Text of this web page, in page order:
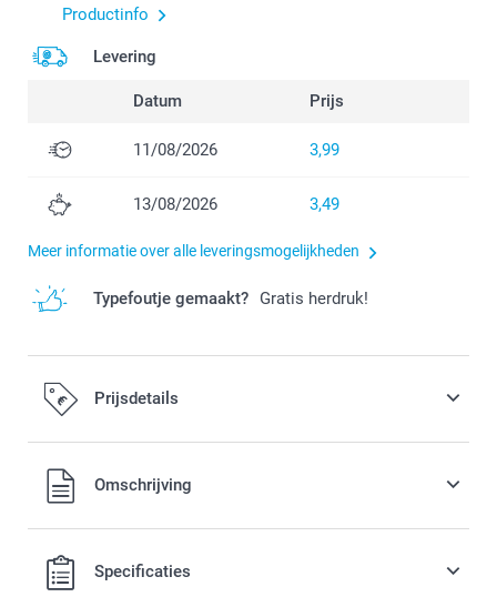
Productinfo
Levering
Datum Prijs
11/08/2026 3,99
13/08/2026 3,49
Meer informatie over alle leveringsmogelijkheden
Typefoutje gemaakt? Gratis herdruk!
Prijsdetails
Alle prijzen zijn in EURO (€) inclusief BTW en exclusief
verzendkosten.Omschrijving
Specificaties